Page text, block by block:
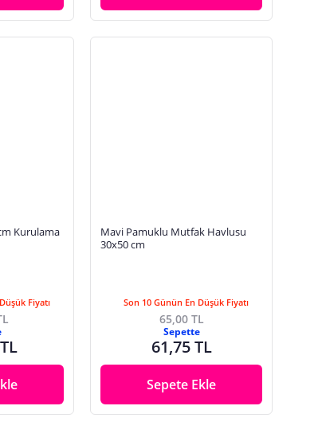
Kurulama
Fiyatı
Mavi Pamuklu Mutfak Havlusu
30x50 cm
Son 10 Günün En Düşük Fiyatı
65,00 TL
Sepette
61,75 TL
Sepete Ekle